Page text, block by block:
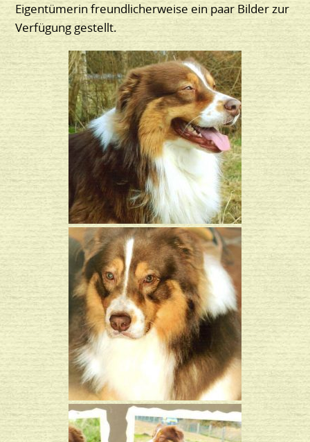
Eigentümerin freundlicherweise ein paar Bilder zur
Verfügung gestellt.